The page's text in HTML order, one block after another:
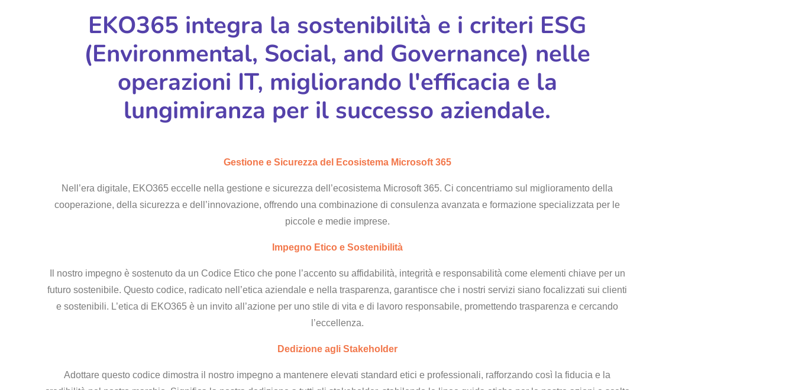
EKO365 integra la sostenibilità e i criteri ESG
(Environmental, Social, and Governance) nelle
operazioni IT, migliorando l'efficacia e la
lungimiranza per il successo aziendale.
Gestione e Sicurezza del Ecosistema Microsoft 365
Nell’era digitale, EKO365 eccelle nella gestione e sicurezza dell’ecosistema Microsoft 365. Ci concentriamo sul miglioramento della
cooperazione, della sicurezza e dell’innovazione, offrendo una combinazione di consulenza avanzata e formazione specializzata per le
piccole e medie imprese.
Impegno Etico e Sostenibilità
Il nostro impegno è sostenuto da un Codice Etico che pone l’accento su affidabilità, integrità e responsabilità come elementi chiave per un
futuro sostenibile. Questo codice, radicato nell’etica aziendale e nella trasparenza, garantisce che i nostri servizi siano focalizzati sui clienti
e sostenibili. L’etica di EKO365 è un invito all’azione per uno stile di vita e di lavoro responsabile, promettendo trasparenza e cercando
l’eccellenza.
Dedizione agli Stakeholder
Adottare questo codice dimostra il nostro impegno a mantenere elevati standard etici e professionali, rafforzando così la fiducia e la